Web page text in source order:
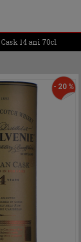
14 ani 70cl
- 20 %